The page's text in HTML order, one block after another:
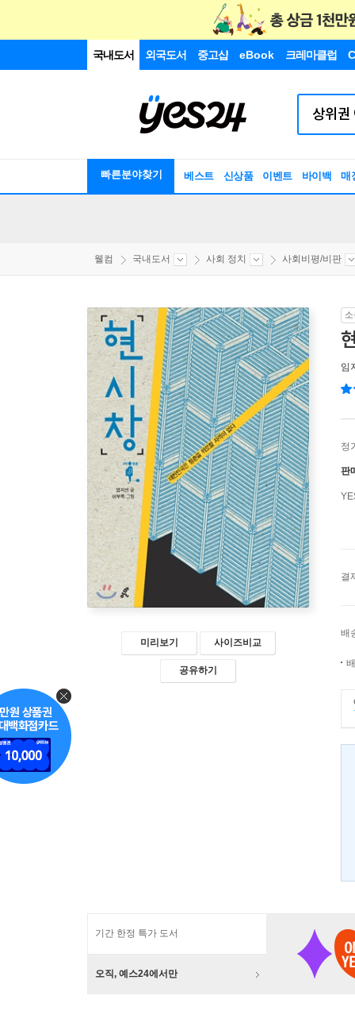
국내도서 외국도서 중고샵 eBook 크레마클럽
빠른분야찾기 베스트 신상품 이벤트 바이백 매
웰컴 국내도서 사회 정치 사회비평/비판
미리보기 사이즈비교
공유하기
임
정
판
결
배
기간 한정 특가 도서
오직, 예스24에서만